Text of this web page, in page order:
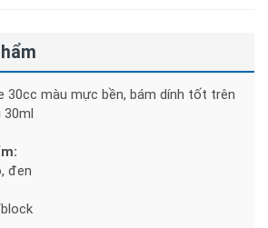
30cc màu mực bền, bám dính tốt trên
30ml
đen